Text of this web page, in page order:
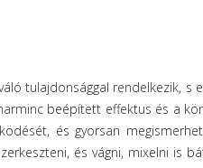
tulajdonsággal rendelkezik, s
beépített effektus és a
és gyorsan
és vágni, mixelni is